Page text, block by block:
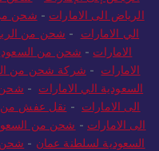
الرياض الى الامارات - شحن من
الي الامارات - شحن من
الامارات - شحن من
الامارات - شركة شحن من
السعودية الي الامارات - شحن
الى الامارات - نقل عفش من
الى الامارات - شحن من
السعودية لسلطنة عمان - شحن